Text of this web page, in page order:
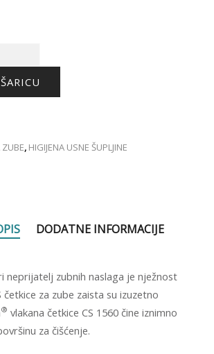
ZUBE, HIGIJENA USNE ŠUPLJINE
DODATNE INFORMACIJE
neprijatelj zubnih naslaga je nježnost
četkice za zube zaista su izuzetno
® vlakana četkice CS 1560 čine iznimno
za čišćenje.